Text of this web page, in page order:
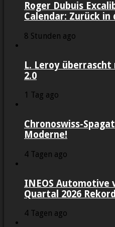
Roger Dubuis
Calendar: Zurück
8 Stunden ago
L. Leroy
2.0
1 Tag ago
Chronoswiss-
Moderne!
4 Tagen ago
INEOS Automotive
Quartal 2026
4 Tagen ago